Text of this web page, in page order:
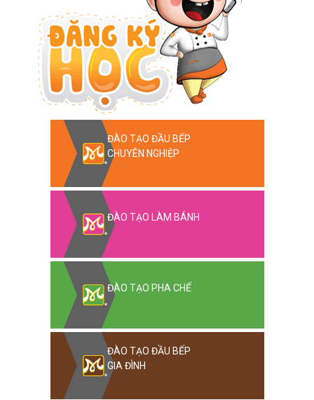
ĐÀO TẠO ĐẦU BẾP
CHUYÊN NGHIỆP
ĐÀO TẠO LÀM BÁNH
ĐÀO TẠO PHA CHẾ
ĐÀO TẠO ĐẦU BẾP
GIA ĐÌNH